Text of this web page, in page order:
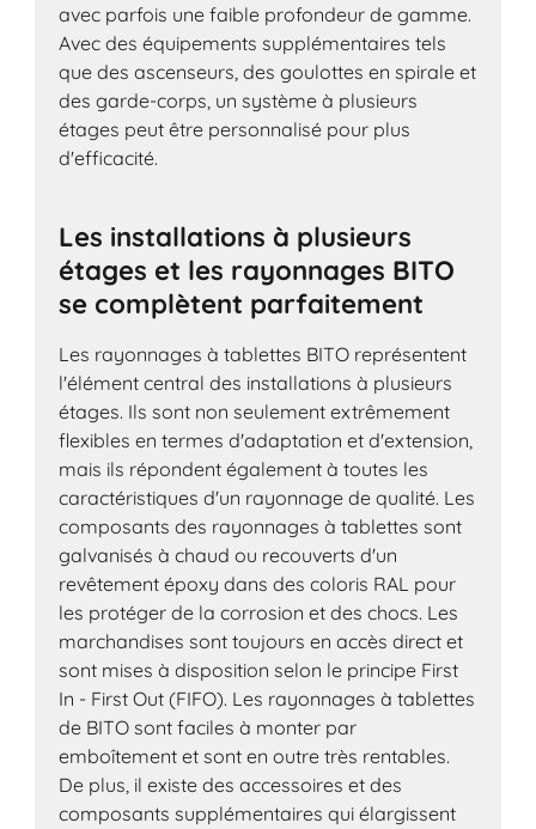
avec parfois une faible profondeur de gamme.
Avec des équipements supplémentaires tels
que des ascenseurs, des goulottes en spirale et
des garde-corps, un système à plusieurs
étages peut être personnalisé pour plus
d'efficacité.
Les installations à plusieurs
étages et les rayonnages BITO
se complètent parfaitement
Les rayonnages à tablettes BITO représentent
l'élément central des installations à plusieurs
étages. Ils sont non seulement extrêmement
flexibles en termes d'adaptation et d'extension,
mais ils répondent également à toutes les
caractéristiques d'un rayonnage de qualité. Les
composants des rayonnages à tablettes sont
galvanisés à chaud ou recouverts d'un
revêtement époxy dans des coloris RAL pour
les protéger de la corrosion et des chocs. Les
marchandises sont toujours en accès direct et
sont mises à disposition selon le principe First
In - First Out (FIFO). Les rayonnages à tablettes
de BITO sont faciles à monter par
emboîtement et sont en outre très rentables.
De plus, il existe des accessoires et des
composants supplémentaires qui élargissent